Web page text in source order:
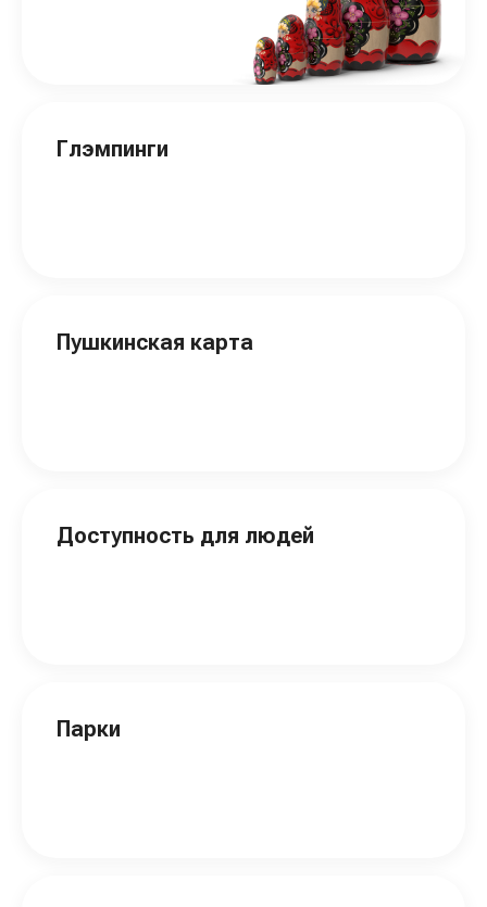
Глэмпинги
Пушкинская карта
Доступность для людей
Парки